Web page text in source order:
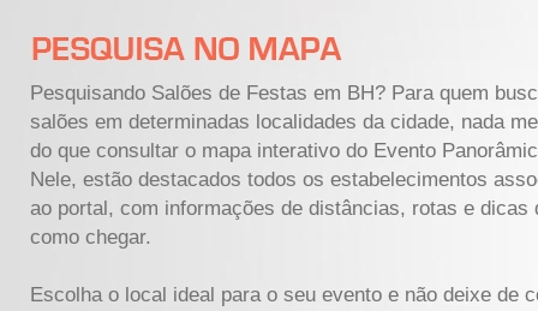
Pesquisando Salões de Festas em BH? Para quem
salões em determinadas localidades da cidade, nada
do que consultar o mapa interativo do Evento
Nele, estão destacados todos os estabelecimentos
ao portal, com informações de distâncias, rotas e dicas
como chegar.
Escolha o local ideal para o seu evento e não deixe de